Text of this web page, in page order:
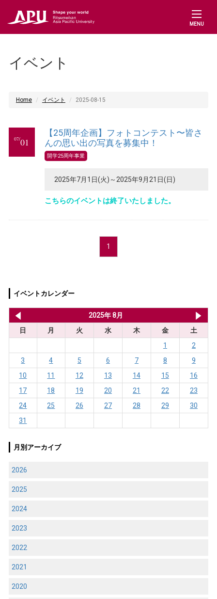
MENU
イベント
Home イベント 2025-08-15
07/01
【25周年企画】フォトコンテスト〜皆さ
んの思い出の写真を募集中！
開学25周年事業
2025年7月1日(火)～2025年9月21日(日)
こちらのイベントは終了いたしました。
1
イベントカレンダー
2025年 8月
日
月 火 水 木 金
土
1
2
3
4 5 6 7 8
9
10
11 12 13 14 15
16
17
18 19 20 21 22
23
24
25 26 27 28 29
30
31
月別アーカイブ
2026
2025
2024
2023
2022
2021
2020